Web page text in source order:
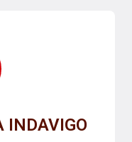
INDAVIGO